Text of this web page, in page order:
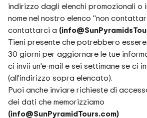
indirizzo dagli elenchi promozionali o
nome nel nostro elenco "non
contattarci a
Tieni presente che potrebbero
30 giorni per aggiornare le tue
ci invii un'e-mail e sei settimane se ci
(all'indirizzo sopra elencato).
Puoi anche inviare richieste di
dei dati che memorizziamo
(info@SunPyramidTours.com)